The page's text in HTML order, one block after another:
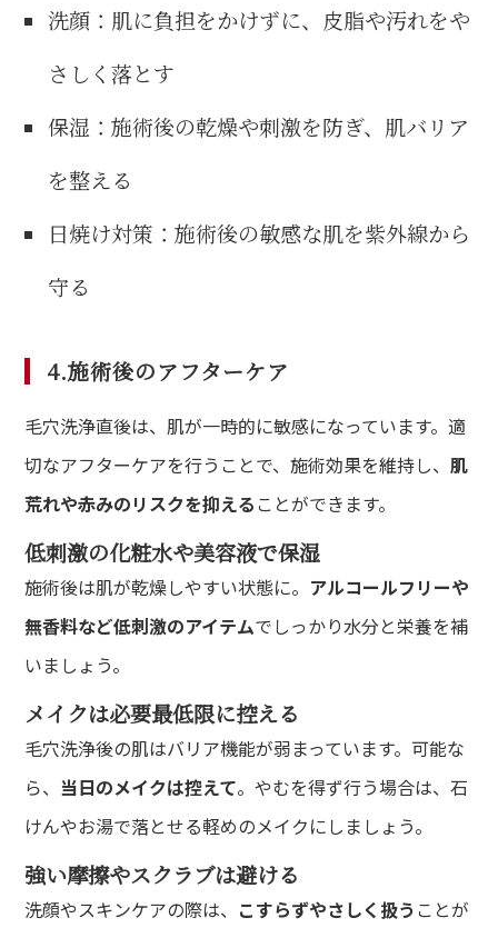
洗顔：肌に負担をかけずに、皮脂や汚れをや
さしく落とす
保湿：施術後の乾燥や刺激を防ぎ、肌バリア
を整える
日焼け対策：施術後の敏感な肌を紫外線から
守る
4.施術後のアフターケア
毛穴洗浄直後は、肌が一時的に敏感になっています。適
切なアフターケアを行うことで、施術効果を維持し、肌
荒れや赤みのリスクを抑える ことができます。
低刺激の化粧水や美容液で保湿
施術後は肌が乾燥しやすい状態に。 アルコールフリーや
無香料など低刺激のアイテムでしっかり水分と栄養を補
いましょう。
メイクは必要最低限に控える
毛穴洗浄後の肌はバリア機能が弱まっています。可能な
ら、 当日のメイクは控えて。やむを得ず行う場合は、石
けんやお湯で落とせる軽めのメイクにしましょう。
強い摩擦やスクラブは避ける
洗顔やスキンケアの際は、 こすらずやさしく扱う ことが